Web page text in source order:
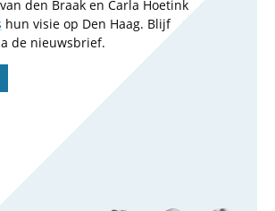
den Braak en Carla Hoetink
hun visie op Den Haag. Blijf
de nieuwsbrief.